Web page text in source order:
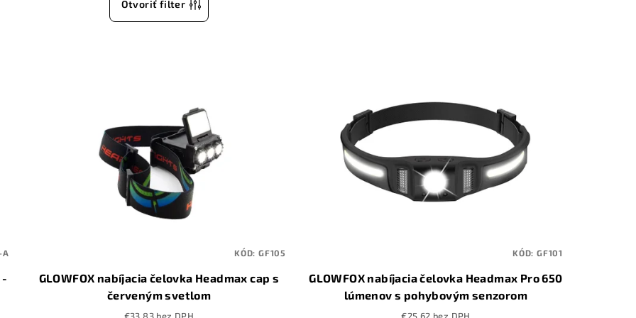
Otvoriť filter
-
A
GLOWFOX nabíjacia čelovka Headmax cap s
červeným svetlom
KÓD: GF105
GLOWFOX nabíjacia čelovka Headmax Pro 650
lúmenov s pohybovým senzorom
KÓD: GF101